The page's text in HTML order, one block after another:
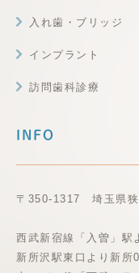
入れ歯・ブリッジ
インプラント
訪問歯科診療
INFO
〒350-1317 埼玉県狭
西武新宿線「入曽」駅
新所沢駅東口より新所